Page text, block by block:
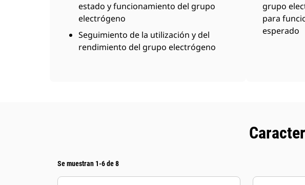
estado y funcionamiento del grupo
electrógeno
Seguimiento de la utilización y del
rendimiento del grupo electrógeno
grupo
para
esperado
Se muestran 1-6 de 8